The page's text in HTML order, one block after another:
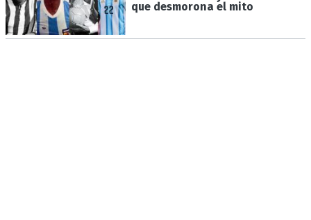
que desmorona el mito